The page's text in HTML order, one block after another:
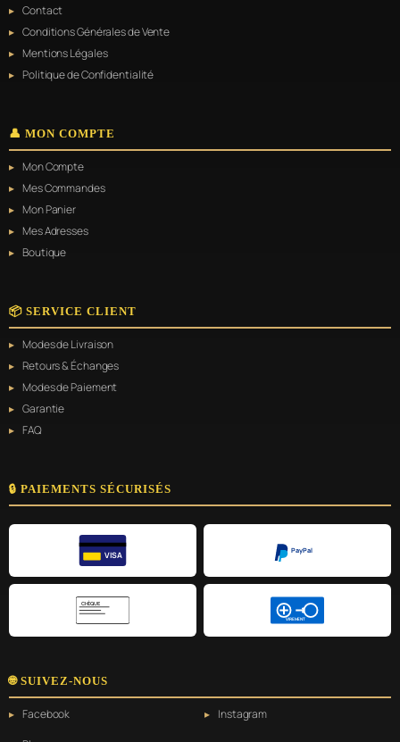
être
choisies
sur
la
page
Contact
Conditions Générales de Vente
Mentions Légales
Politique de Confidentialité
👤 MON COMPTE
Mon Compte
Mes Commandes
Mon Panier
Mes Adresses
Boutique
📦 SERVICE CLIENT
Modes de Livraison
Retours & Échanges
Modes de Paiement
Garantie
FAQ
🔒 PAIEMENTS SÉCURISÉS
VISA
PayPal
CHÈQUE
VIREMENT
🌐 SUIVEZ-NOUS
Facebook
Instagram